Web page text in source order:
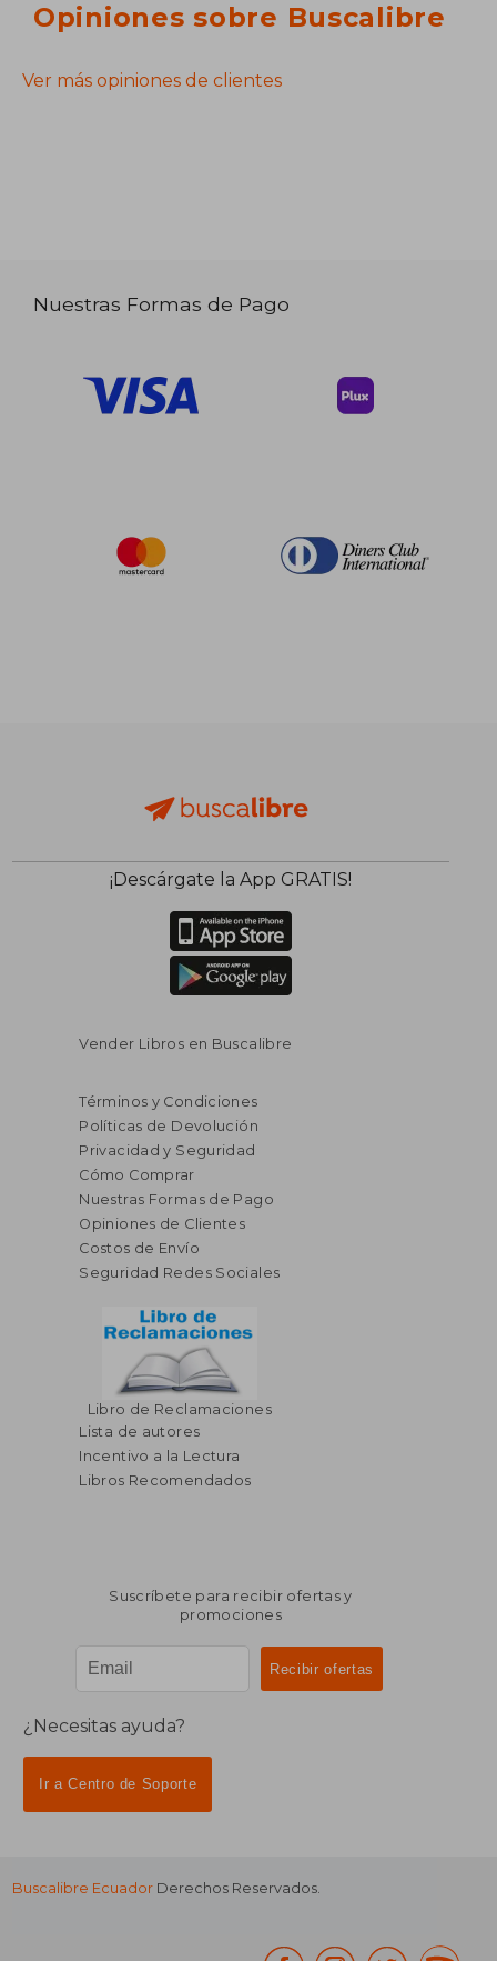
Opiniones sobre Buscalibre
Ver más opiniones de clientes
Nuestras Formas de Pago
¡Descárgate la App GRATIS!
Vender Libros en Buscalibre
Términos y Condiciones
Políticas de Devolución
Privacidad y Seguridad
Cómo Comprar
Nuestras Formas de Pago
Opiniones de Clientes
Costos de Envío
Seguridad Redes Sociales
Libro de Reclamaciones
Lista de autores
Incentivo a la Lectura
Libros Recomendados
Suscríbete para recibir ofertas y
promociones
¿Necesitas ayuda?
Ir a Centro de Soporte
Buscalibre Ecuador Derechos Reservados.